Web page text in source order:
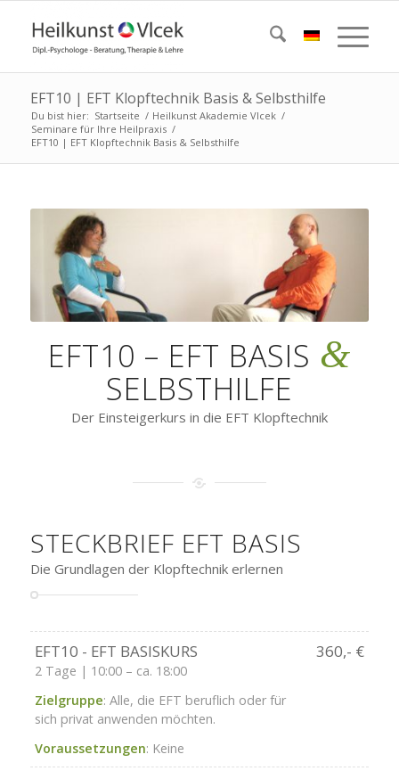
EFT10 | EFT Klopftechnik Basis & Selbsthilfe
Du bist hier: Startseite / Heilkunst Akademie Vlcek /
Seminare für Ihre Heilpraxis /
EFT10 | EFT Klopftechnik Basis & Selbsthilfe
EFT10 – EFT BASIS &
SELBSTHILFE
Der Einsteigerkurs in die EFT Klopftechnik
STECKBRIEF EFT BASIS
Die Grundlagen der Klopftechnik erlernen
EFT10 - EFT BASISKURS 360,- €
2 Tage | 10:00 – ca. 18:00
Zielgruppe: Alle, die EFT beruflich oder für
sich privat anwenden möchten.
Voraussetzungen: Keine